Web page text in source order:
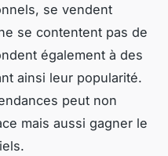
se vendent
se contentent pas de
également à des
ainsi leur popularité.
peut non
mais aussi gagner le